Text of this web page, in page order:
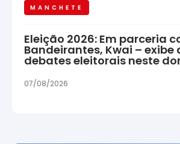
MANCHETE
Eleição 2026: Em parceria
Bandeirantes, Kwai – exibe
debates eleitorais neste
07/08/2026